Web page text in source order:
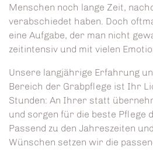
Menschen noch lange Zeit,
verabschiedet haben. Doch
eine Aufgabe, der man nicht
zeitintensiv und mit vielen
Unsere langjährige Erfahrung
Bereich der Grabpflege ist Ihr
Stunden: An Ihrer statt
und sorgen für die beste Pflege
Passend zu den Jahreszeiten
Wünschen setzen wir die